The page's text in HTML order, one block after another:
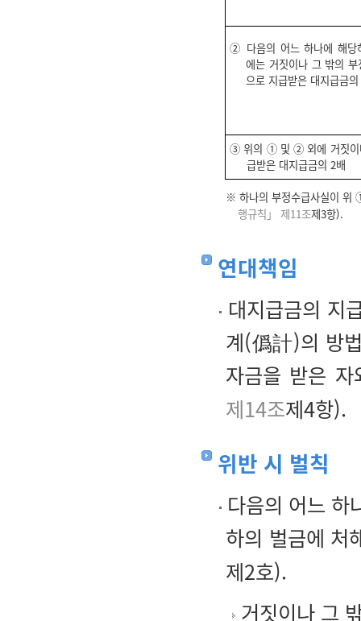
② 다음의 어느 하나에 해당
에는 거짓이나 그 밖의 부
으로 지급받은 대지급금
③ 위의 ① 및 ② 외에 거짓이나
급받은 대지급금의 2배
※ 하나의 부정수급사실이 위
행규칙」 제11조제3항).
연대책임
대지급금의 지
계(僞計)의 방
자금을 받은
제14조제4항).
위반 시 벌칙
다음의 어느 하
하의 벌금에 처
제2호).
거짓이나 그